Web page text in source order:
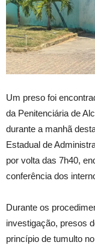
Um preso foi
da Penitenciária de
durante a manhã
Estadual de
por volta das 7h40,
conferência dos
Durante os
investigação, presos
princípio de tumulto